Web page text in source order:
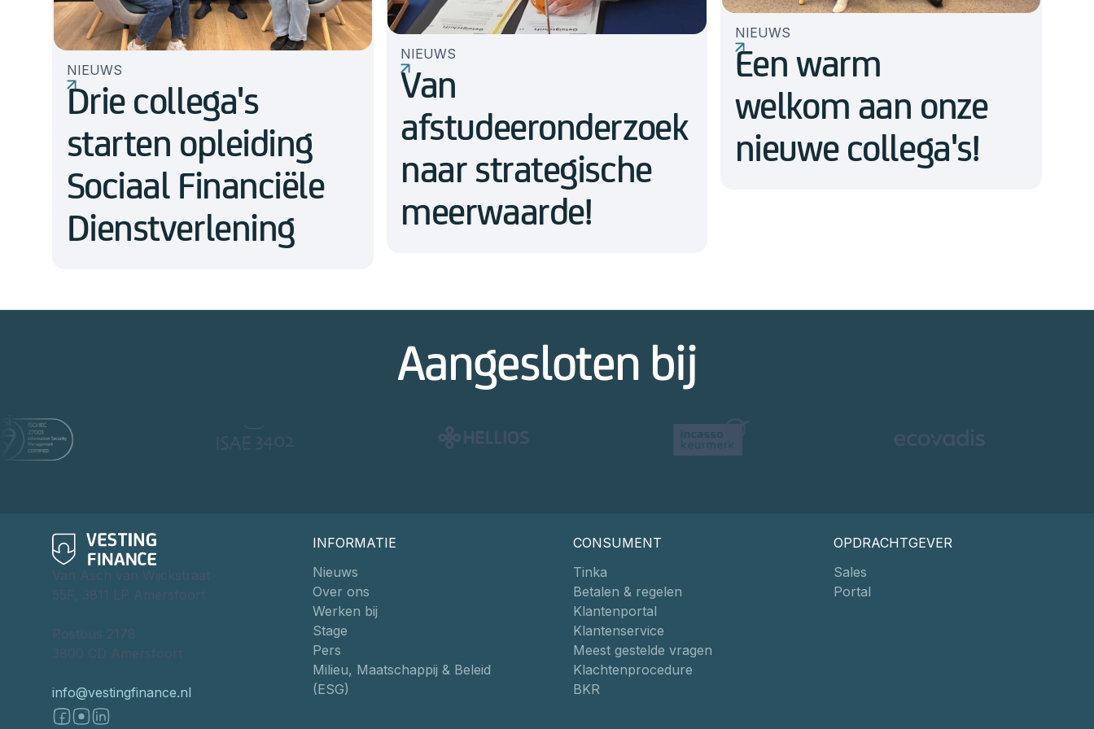
NIEUWS
Drie collega's
starten opleiding
Sociaal Financiële
Dienstverlening
NIEUWS
Van
afstudeeronderzoek
naar strategische
meerwaarde!
NIEUWS
Een warm
welkom aan onze
nieuwe collega's!
Aangesloten bij
Van Asch van Wijckstraat
55F, 3811 LP Amersfoort
Postbus 2178
3800 CD Amersfoort
info@vestingfinance.nl
INFORMATIE
Nieuws
Over ons
Werken bij
Stage
Pers
Milieu, Maatschappij & Beleid
(ESG)
CONSUMENT
Tinka
Betalen & regelen
Klantenportal
Klantenservice
Meest gestelde vragen
Klachtenprocedure
BKR
OPDRACHTGEVER
Sales
Portal